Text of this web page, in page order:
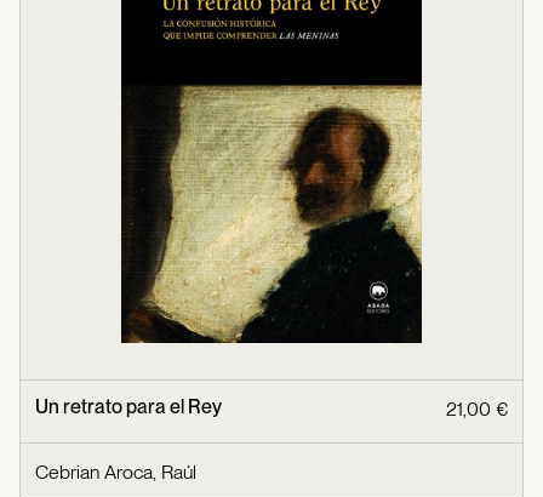
Un retrato para el Rey 21,00 €
Cebrian Aroca, Raúl